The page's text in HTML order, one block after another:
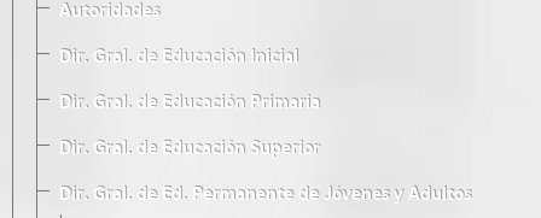
Autoridades
Dir. Gral. de Educación Inicial
Dir. Gral. de Educación Primaria
Dir. Gral. de Educación Superior
Dir. Gral. de Ed. Permanente de Jóvenes y Adultos